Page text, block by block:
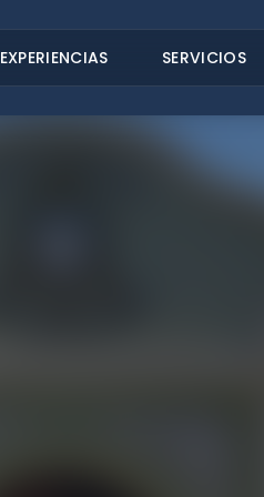
EXPERIENCIAS SERVICIOS